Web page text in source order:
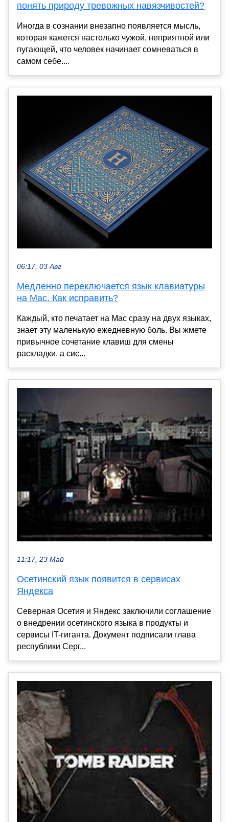
понять природу тревожных навязчивостей?
Иногда в сознании внезапно появляется мысль,
которая кажется настолько чужой, неприятной или
пугающей, что человек начинает сомневаться в
самом себе....
06:17, 03 Авг
Медленно переключается язык клавиатуры
на Mac. Как исправить?
Каждый, кто печатает на Mac сразу на двух языках,
знает эту маленькую ежедневную боль. Вы жмете
привычное сочетание клавиш для смены
раскладки, а сис...
11:17, 23 Май
Осетинский язык появится в сервисах
Яндекса
Северная Осетия и Яндекс заключили соглашение
о внедрении осетинского языка в продукты и
сервисы IT-гиганта. Документ подписали глава
республики Серг...